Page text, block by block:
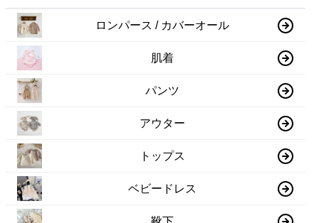
ロンパース / カバーオール
肌着
パンツ
アウター
トップス
ベビードレス